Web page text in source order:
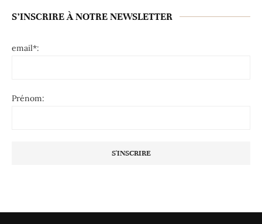
S’INSCRIRE À NOTRE NEWSLETTER
email*:
Prénom: